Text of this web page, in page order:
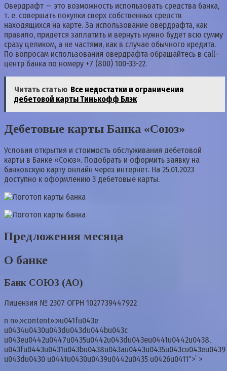
Овердрафт — это возможность использовать средства банка,
т. е. совершать покупки сверх собственных средств
находящихся на карте. За использование овердрафта, как
правило, придется заплатить и вернуть нужно будет всю сумму
сразу целиком, а не частями, как в случае обычного кредита.
По вопросам использования овердрафта обращайтесь в call-
центр банка по номеру +7 (800) 100-33-22.
Читать статью Все недостатки и ограничения
дебетовой карты Тинькофф Блэк
Дебетовые карты Банка «Союз»
Условия открытия и стоимость обслуживания дебетовой
карты в Банке «Союз». Подобрать и оформить заявку на
банковскую карту онлайн через интернет. На 25.01.2023
доступно к оформлению 3 дебетовые карты.
Предложения месяца
О банке
Банк СОЮЗ (АО)
Лицензия № 2307 ОГРН 1027739447922
n n»,»content»:»u041fu043e
u0434u0430u043du043du044bu043c
u043eu0442u0447u0435u0442u043du043eu0441u0442u0438,
u043fu0443u0431u043bu0438u043au0443u0435u043cu043eu0439
u043du0430 u0441u0430u0439u0442u0435 u0426u0411″>’ >